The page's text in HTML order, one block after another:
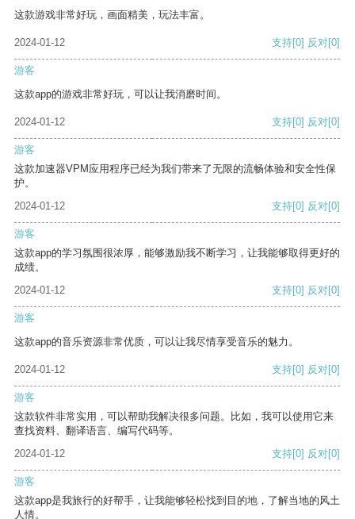
这款游戏非常好玩，画面精美，玩法丰富。
2024-01-12 支持[0] 反对[0]
游客
这款app的游戏非常好玩，可以让我消磨时间。
2024-01-12 支持[0] 反对[0]
游客
这款加速器VPM应用程序已经为我们带来了无限的流畅体验和安全性保
护。
2024-01-12
支持[0] 反对[0]
游客
这款app的学习氛围很浓厚，能够激励我不断学习，让我能够取得更好的
成绩。
2024-01-12
支持[0] 反对[0]
游客
这款app的音乐资源非常优质，可以让我尽情享受音乐的魅力。
2024-01-12 支持[0] 反对[0]
游客
这款软件非常实用，可以帮助我解决很多问题。比如，我可以使用它来
查找资料、翻译语言、编写代码等。
2024-01-12
支持[0] 反对[0]
游客
这款app是我旅行的好帮手，让我能够轻松找到目的地，了解当地的风土
人情。